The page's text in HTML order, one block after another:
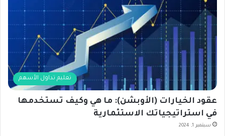
تعليم تداول الأسهم
عقود الخيارات (الأوبشن): ما هي وكيف تستخدمها
في استراتيجياتك الاستثمارية
سبتمبر 1, 2024